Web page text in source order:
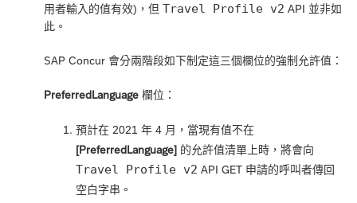
用者輸入的值有效)，但 Travel Profile v2 API 並非如
此。
SAP Concur 會分兩階段如下制定這三個欄位的強制允許值：
PreferredLanguage 欄位：
預計在 2021 年 4 月，當現有值不在
[PreferredLanguage] 的允許值清單上時，將會向
Travel Profile v2 API GET 申請的呼叫者傳回
空白字串。